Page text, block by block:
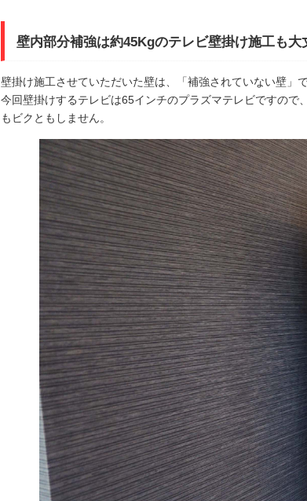
壁内部分補強は約45Kgのテレビ壁掛け施工も大
壁掛け施工させていただいた壁は、「補強されていない壁」
今回壁掛けするテレビは65インチのプラズマテレビですの
もビクともしません。